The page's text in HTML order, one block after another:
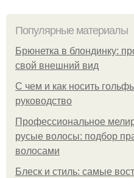
Популярные материалы
Брюнетка в блондинку:
свой внешний вид
С чем и как носить
руководство
Профессиональное
русые волосы: подбор
волосами
Блеск и стиль: самые